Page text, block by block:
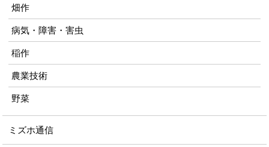
畑作
病気・障害・害虫
稲作
農業技術
野菜
ミズホ通信